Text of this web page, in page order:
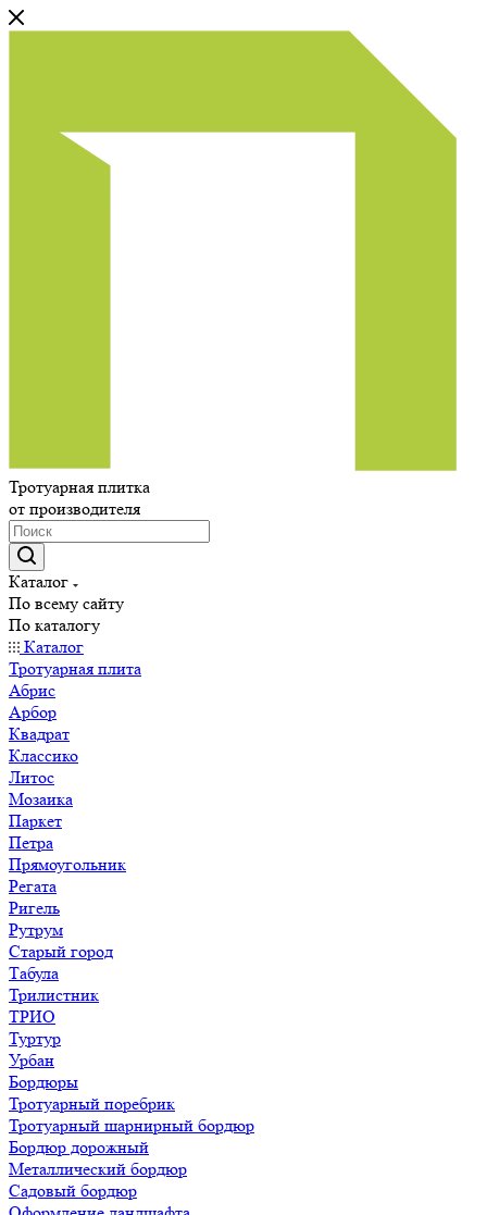
Тротуарная плитка
от производителя
Каталог
По всему сайту
По каталогу
Каталог
Тротуарная плита
Абрис
Арбор
Квадрат
Классико
Литос
Мозаика
Паркет
Петра
Прямоугольник
Регата
Ригель
Рутрум
Старый город
Табула
Трилистник
ТРИО
Туртур
Урбан
Бордюры
Тротуарный поребрик
Тротуарный шарнирный бордюр
Бордюр дорожный
Металлический бордюр
Садовый бордюр